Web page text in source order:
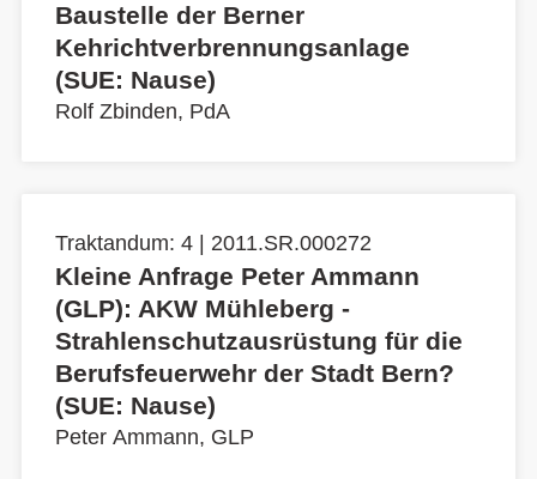
Baustelle der Berner
Kehrichtverbrennungsanlage
(SUE: Nause)
Rolf Zbinden, PdA
Traktandum: 4 | 2011.SR.000272
Kleine Anfrage Peter Ammann
(GLP): AKW Mühleberg -
Strahlenschutzausrüstung für die
Berufsfeuerwehr der Stadt Bern?
(SUE: Nause)
Peter Ammann, GLP